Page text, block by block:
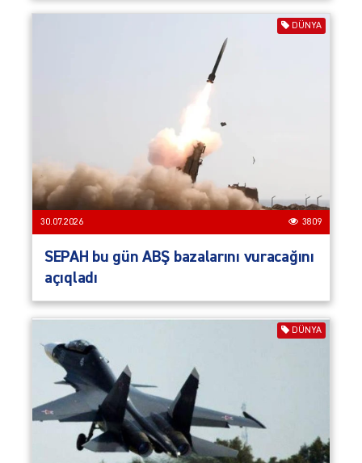
DÜNYA
30.07.2026 3809
SEPAH bu gün ABŞ bazalarını vuracağını
açıqladı
DÜNYA